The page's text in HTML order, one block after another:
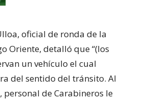
oficial de ronda de la
Oriente, detalló que “(los
un vehículo el cual
del sentido del tránsito. Al
de Carabineros le